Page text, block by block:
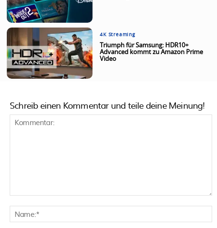
4K Streaming
Triumph für Samsung: HDR10+
Advanced kommt zu Amazon Prime
Video
Schreib einen Kommentar und teile deine Meinung!